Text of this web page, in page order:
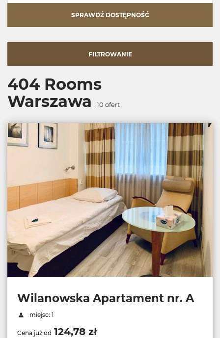
SPRAWDŹ DOSTĘPNOŚĆ
FILTROWANIE
404 Rooms
Warszawa
10 ofert
Wilanowska Apartament nr. A
miejsc: 1
Cena już od 124,78 zł